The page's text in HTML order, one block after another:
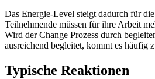
Das Energie-Level steigt dadurch für
Teilnehmende müssen für ihre Arbeit
Wird der Change Prozess durch
ausreichend begleitet, kommt es häufig
Typische Reaktionen